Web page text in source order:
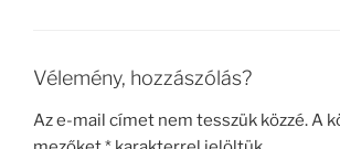
Vélemény, hozzászólás?
Az e-mail címet nem tesszük közzé. A